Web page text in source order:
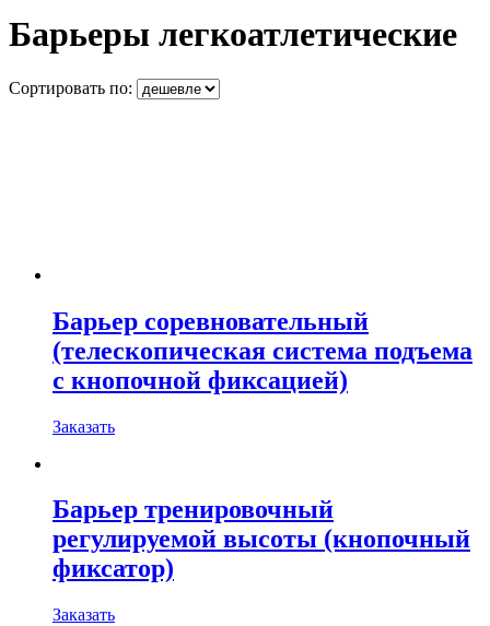
Барьеры легкоатлетические
Сортировать по:
Барьер соревновательный
(телескопическая система подъема
с кнопочной фиксацией)
Заказать
Барьер тренировочный
регулируемой высоты (кнопочный
фиксатор)
Заказать